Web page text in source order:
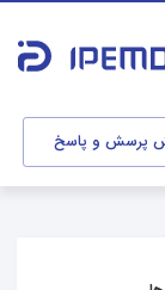
پرسش و پاسخ